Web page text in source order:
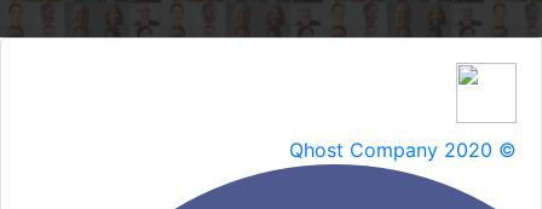
Qhost Company 2020 ©